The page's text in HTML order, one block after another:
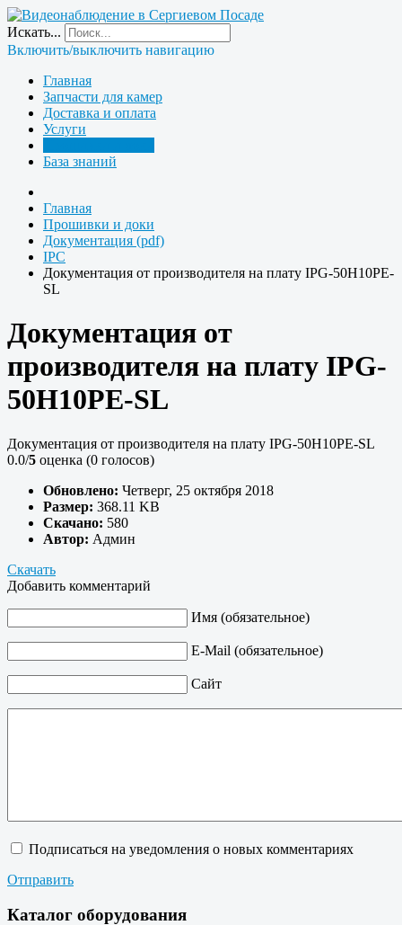
Искать...
Включить/выключить навигацию
Главная
Запчасти для камер
Доставка и оплата
Услуги
База знаний
Главная
Прошивки и доки
Документация (pdf)
IPC
Документация от производителя на плату IPG-50H10PE-
SL
Документация от
производителя на плату IPG-
50H10PE-SL
Документация от производителя на плату IPG-50H10PE-SL
0.0/5 оценка (0 голосов)
Обновлено: Четверг, 25 октября 2018
Размер: 368.11 KB
Скачано: 580
Автор: Админ
Скачать
Добавить комментарий
Имя (обязательное)
E-Mail (обязательное)
Сайт
Подписаться на уведомления о новых комментариях
Отправить
Каталог оборудования